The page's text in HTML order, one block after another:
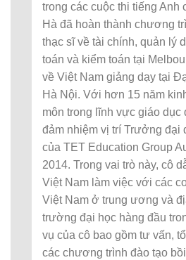
trong các cuộc thi tiếng Anh
Hà đã hoàn thành chương
thạc sĩ về tài chính, quản lý
toán và kiểm toán tại
về Việt Nam giảng dạy tại
Hà Nội. Với hơn 15 năm
môn trong lĩnh vực giáo dục
đảm nhiệm vị trí Trưởng đại
của TET Education Group
2014. Trong vai trò này, cô
Việt Nam làm việc với các
Việt Nam ở trung ương và
trường đại học hàng đầu
vụ của cô bao gồm tư vấn,
các chương trình đào tạo